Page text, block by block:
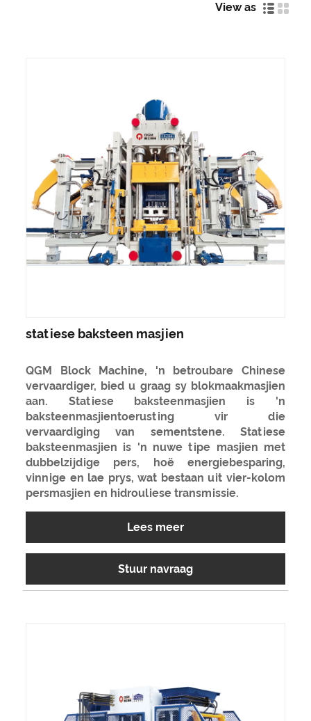
View as
statiese baksteen masjien
QGM Block Machine, 'n betroubare Chinese
vervaardiger, bied u graag sy blokmaakmasjien
aan. Statiese baksteenmasjien is 'n
baksteenmasjientoerusting vir die
vervaardiging van sementstene. Statiese
baksteenmasjien is 'n nuwe tipe masjien met
dubbelzijdige pers, hoë energiebesparing,
vinnige en lae prys, wat bestaan ​​​​uit vier-kolom
persmasjien en hidrouliese transmissie.
Lees meer
Stuur navraag